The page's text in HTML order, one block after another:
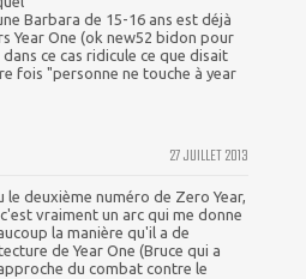
Barbara de 15-16 ans est déjà
Year One (ok new52 bidon pour
ce cas ridicule ce que disait
fois "personne ne touche à year
27 JUILLET 2013
le deuxième numéro de Zero Year,
vraiment un arc qui me donne
la manière qu'il a de
de Year One (Bruce qui a
du combat contre le